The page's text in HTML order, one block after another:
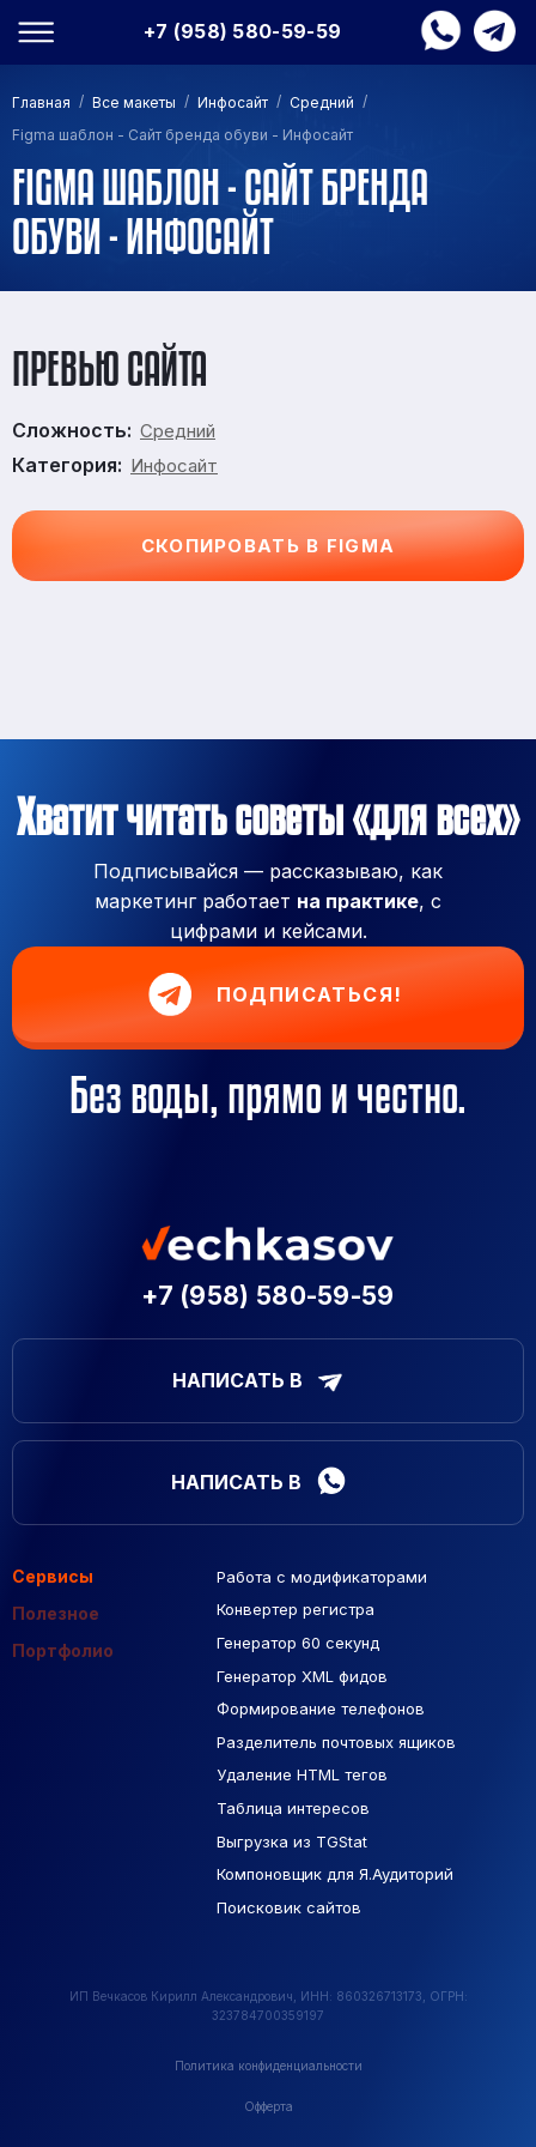
+7 (958) 580-59-59
Главная / Все макеты / Инфосайт / Средний /
Figma шаблон - Сайт бренда обуви - Инфосайт
FIGMA ШАБЛОН - САЙТ БРЕНДА
ОБУВИ - ИНФОСАЙТ
ПРЕВЬЮ САЙТА
Сложность: Средний
Категория: Инфосайт
СКОПИРОВАТЬ В FIGMA
Хватит читать советы «для всех»
Подписывайся — рассказываю, как
маркетинг работает на практике, с
цифрами и кейсами.
ПОДПИСАТЬСЯ!
Без воды, прямо и честно.
+7 (958) 580-59-59
НАПИСАТЬ В
НАПИСАТЬ В
Сервисы
Полезное
Портфолио
Работа с модификаторами
Конвертер регистра
Генератор 60 секунд
Генератор XML фидов
Формирование телефонов
Разделитель почтовых ящиков
Удаление HTML тегов
Таблица интересов
Выгрузка из TGStat
Компоновщик для Я.Аудиторий
Поисковик сайтов
Подборка сайтов
Макеты Figma
База Яндекс Карты
РСЯ площадки
Созданные сайты
Контекстная реклама
ИП Вечкасов Кирилл Александрович, ИНН: 860326713173, ОГРН:
323784700359197
Политика конфиденциальности
Офферта